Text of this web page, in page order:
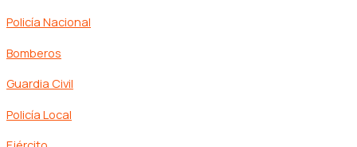
Policía Nacional
Bomberos
Guardia Civil
Policía Local